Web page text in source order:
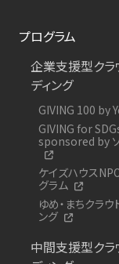
プログラム
企業支援型クラ
ディング
GIVING 100 by
GIVING for
sponsored by
ケイズハウス
グラム
ゆめ・まちクラウ
ング
中間支援型クラ